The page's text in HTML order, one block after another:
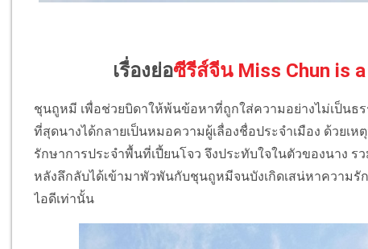
เรื่องย่อซีรีส์จีน Miss Chun is
ชุนถูหมี เพื่อช่วยบิดาให้พ้นข้อหาที่ถูกใส่ความอย่างไม่เป็นธ
ที่สุดนางได้กลายเป็นหมอความผู้เลื่องชื่อประจำเมือง ด้วย
รักษาการประจำพื้นที่เปี้ยนโจว จึงประทับใจในตัวของนาง
หลังลึกลับได้เข้ามาพัวพันกับชุนถูหมีจนบังเกิดเสน่หาความรั
ไอดีเท่านั้น